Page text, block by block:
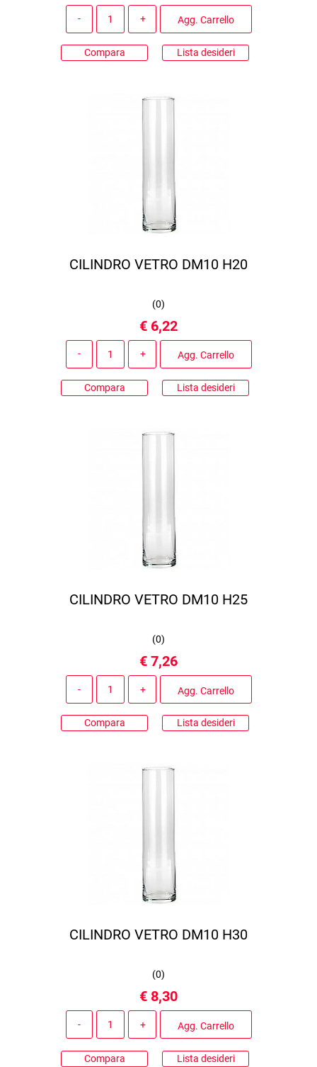
Agg. Carrello
Compara Lista desideri
CILINDRO VETRO DM10 H20
(0)
€ 6,22
Agg. Carrello
Compara Lista desideri
CILINDRO VETRO DM10 H25
(0)
€ 7,26
Agg. Carrello
Compara Lista desideri
CILINDRO VETRO DM10 H30
(0)
€ 8,30
Agg. Carrello
Compara Lista desideri